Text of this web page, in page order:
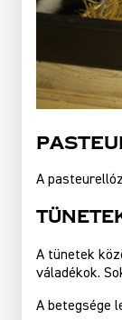
A
A tünetek
váladékok.
A betegsége